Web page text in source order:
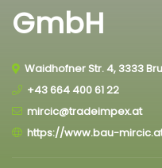
GmbH
Waidhofner Str. 4, 3333
+43 664 400 61 22
mircic@tradeimpex.at
https://www.bau-